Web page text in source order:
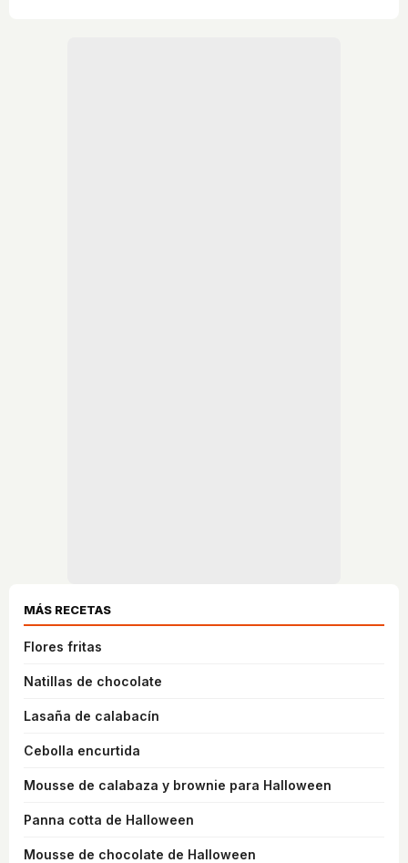
MÁS RECETAS
Flores fritas
Natillas de chocolate
Lasaña de calabacín
Cebolla encurtida
Mousse de calabaza y brownie para Halloween
Panna cotta de Halloween
Mousse de chocolate de Halloween